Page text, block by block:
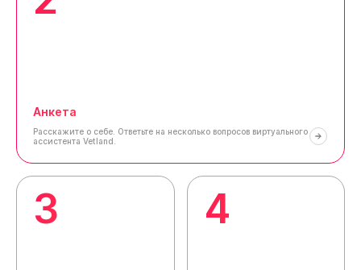
Анкета
Расскажите о себе. Ответьте на несколько вопросов виртуального
ассистента Vetland.
3 4